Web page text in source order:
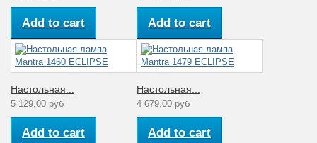
Add to cart Add to cart
Настольная...
5 129,00 руб
Add to cart
Настольная...
4 679,00 руб
Add to cart